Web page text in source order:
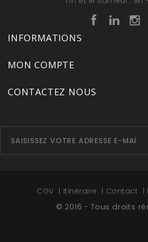
INFORMATIONS
MON COMPTE
CONTACTEZ NOUS
CGV Itinéraire Contact
© 2016 - Tous droits